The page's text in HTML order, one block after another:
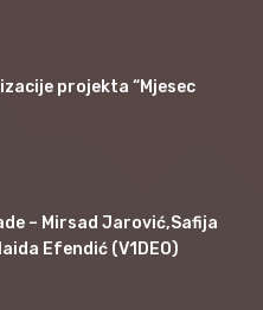
projekta “Mjesec
– Mirsad Jarović,Safija
Efendić (V1DEO)